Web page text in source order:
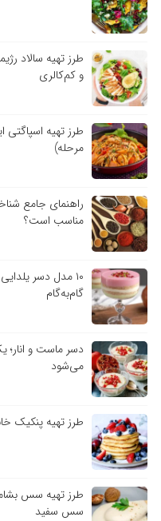
طرز تهیه سالاد
و کم‌کالری
مرحله)
راهنمای جامع
مناسب است؟
گام‌به‌گام
می‌شود
طرز تهیه پنکیک
طرز تهیه سس
سس سفید